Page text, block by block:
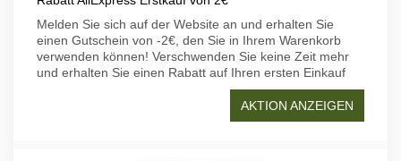
Melden Sie sich auf der Website an und erhalten Sie
einen Gutschein von -2€, den Sie in Ihrem Warenkorb
verwenden können! Verschwenden Sie keine Zeit mehr
und erhalten Sie einen Rabatt auf Ihren ersten Einkauf
AKTION ANZEIGEN